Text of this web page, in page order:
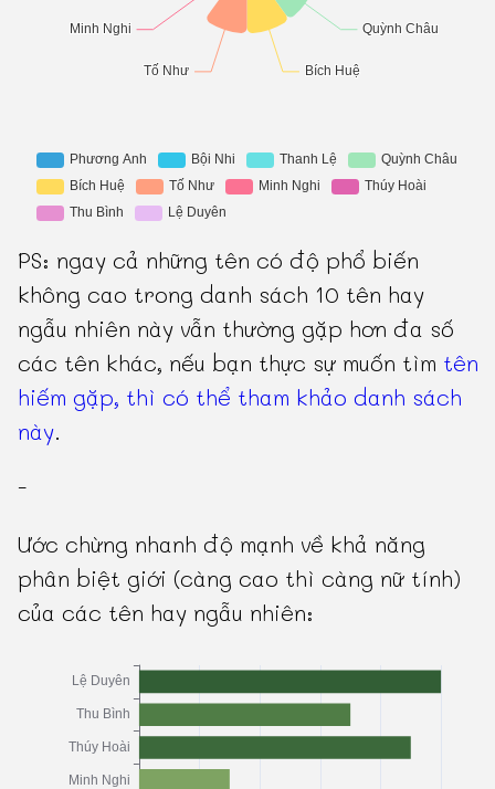
PS: ngay cả những tên có độ phổ biến
không cao trong danh sách 10 tên hay
ngẫu nhiên này vẫn thường gặp hơn đa số
các tên khác, nếu bạn thực sự muốn tìm tên
hiếm gặp, thì có thể tham khảo danh sách
này.
-
Ước chừng nhanh độ mạnh về khả năng
phân biệt giới (càng cao thì càng nữ tính)
của các tên hay ngẫu nhiên: